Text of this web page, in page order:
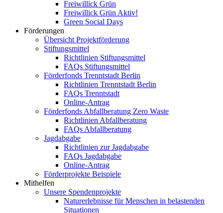
Freiwillick Grün
Freiwillick Grün Aktiv!
Green Social Days
Förderungen
Übersicht Projektförderung
Stiftungsmittel
Richtlinien Stiftungsmittel
FAQs Stiftungsmittel
Förderfonds Trenntstadt Berlin
Richtlinien Trenntstadt Berlin
FAQs Trenntstadt
Online-Antrag
Förderfonds Abfallberatung Zero Waste
Richtlinien Abfallberatung
FAQs Abfallberatung
Jagdabgabe
Richtlinien zur Jagdabgabe
FAQs Jagdabgabe
Online-Antrag
Förderprojekte Beispiele
Mithelfen
Unsere Spendenprojekte
Naturerlebnisse für Menschen in belastenden
Situationen